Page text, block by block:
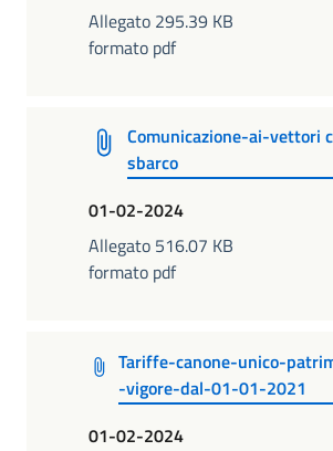
Allegato 295.39 KB
formato pdf
Comunicazione-ai-vettori
sbarco
01-02-2024
Allegato 516.07 KB
formato pdf
Tariffe-canone-unico-
-vigore-dal-01-01-2021
01-02-2024